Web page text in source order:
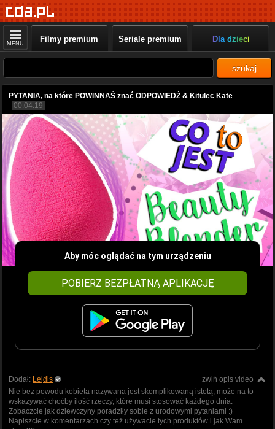
MENU Filmy premium Seriale premium Dla dzieci
szukaj
PYTANIA, na które POWINNAŚ znać ODPOWIEDŹ & Kitulec Kate
00:04:19
Aby móc oglądać na tym urządzeniu
POBIERZ BEZPŁATNĄ APLIKACJĘ
zwiń opis video
Dodał: Lejdis
Nie bez powodu kobieta nazywana jest skomplikowaną istotą, może na to
wskazywać choćby ilość rzeczy, które musi stosować każdego dnia.
Zobaczcie jak dziewczyny poradziły sobie z urodowymi pytaniami :)
Napiszcie w komentarzach czy też używacie tych produktów i jak Wam